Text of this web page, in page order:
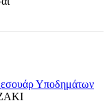
Υποδημάτων